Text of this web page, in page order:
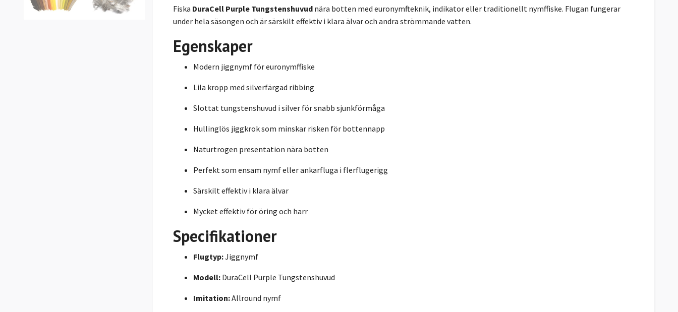
Fiska DuraCell Purple Tungstenshuvud nära botten med euronymfteknik, indikator eller traditionellt nymffiske. Flugan fungerar
under hela säsongen och är särskilt effektiv i klara älvar och andra strömmande vatten.
Egenskaper
Modern jiggnymf för euronymffiske
Lila kropp med silverfärgad ribbing
Slottat tungstenshuvud i silver för snabb sjunkförmåga
Hullinglös jiggkrok som minskar risken för bottennapp
Naturtrogen presentation nära botten
Perfekt som ensam nymf eller ankarfluga i flerflugerigg
Särskilt effektiv i klara älvar
Mycket effektiv för öring och harr
Specifikationer
Flugtyp:Jiggnymf
Modell: DuraCell Purple Tungstenshuvud
Imitation:Allround nymf